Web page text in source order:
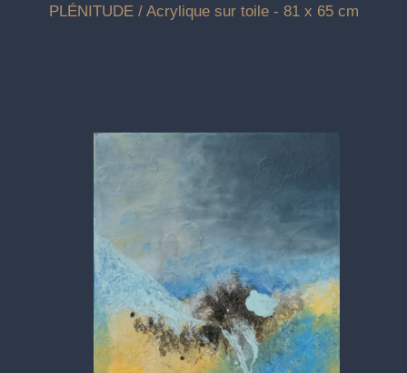
PLÉNITUDE / Acrylique sur toile - 81 x 65 cm